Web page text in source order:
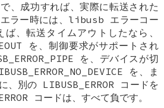
、成功すれば、実際に転送された
エラー時には、libusb エラーコー
ば、転送タイムアウトしたなら、
を、制御要求がサポートされ
を、デバイスが切
を、ま
、別の LIBUSB_ERROR コードを
コードは、すべて負です。